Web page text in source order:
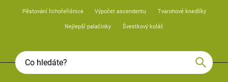
Pěstování lichořeřišnice Výpočet ascendentu Tvarohové knedlíky
Nejlepší palačinky Švestkový koláč